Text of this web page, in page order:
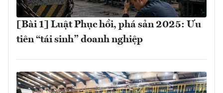
[Bài 1] Luật Phục hồi, phá sản 2025: Ưu
tiên “tái sinh” doanh nghiệp